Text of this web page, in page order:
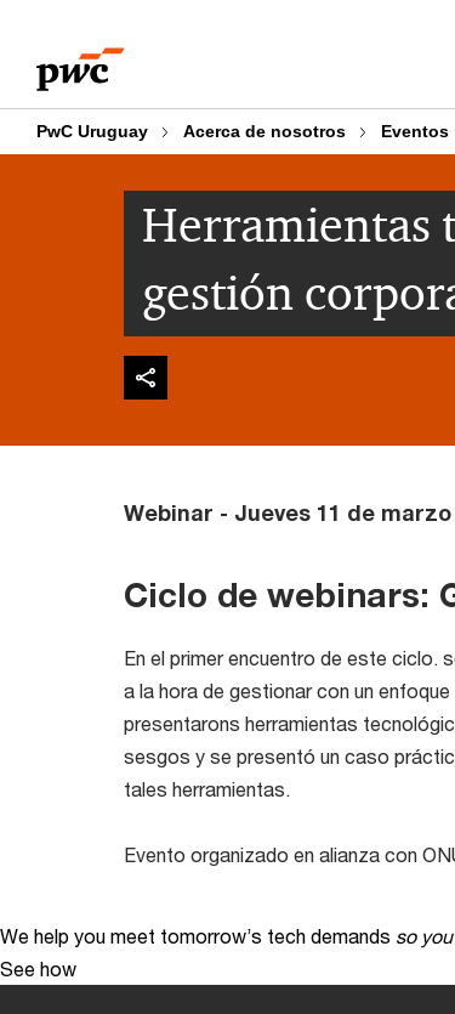
content
footer
PwC Uruguay Acerca de nosotros Eventos
Herramientas
gestión
Webinar - Jueves 11 de marzo
Ciclo de webinars:
En el primer encuentro de este ciclo.
a la hora de gestionar con un
presentarons herramientas
sesgos y se presentó un caso
tales herramientas.
Evento organizado en alianza con
We help you meet tomorrow’s tech demands so
See how